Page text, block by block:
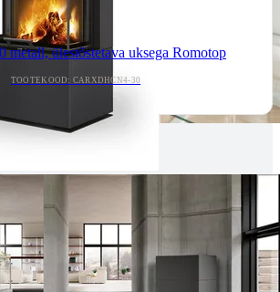
ülestõstetava uksega Romotop
TOOTEKOOD: CARXDHCN4-30
mnt. 139E/2, 11317, Tallinn
(+372) 677 6977
kaminakoda@kaminakoda.ee
E-R 10:00-18:30